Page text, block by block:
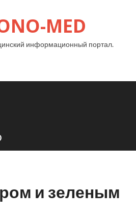
MED
информационный портал.
и зеленым